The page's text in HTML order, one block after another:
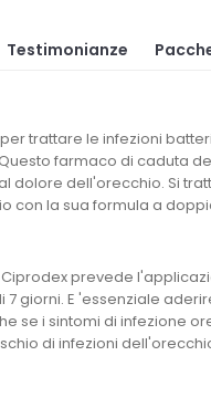
Testimonianze
trattare le infezioni
farmaco di caduta
dolore dell'orecchio. Si
con la sua formula a
prevede
giorni. E 'essenziale
se i sintomi di infezione
di infezioni